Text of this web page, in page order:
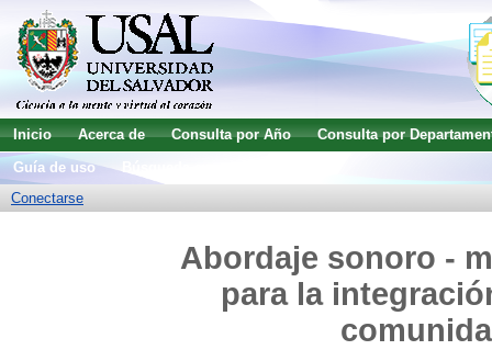
Inicio Acerca de Consulta por Año
Consulta por
Guía de uso
Conectarse
Abordaje sonoro -
para la